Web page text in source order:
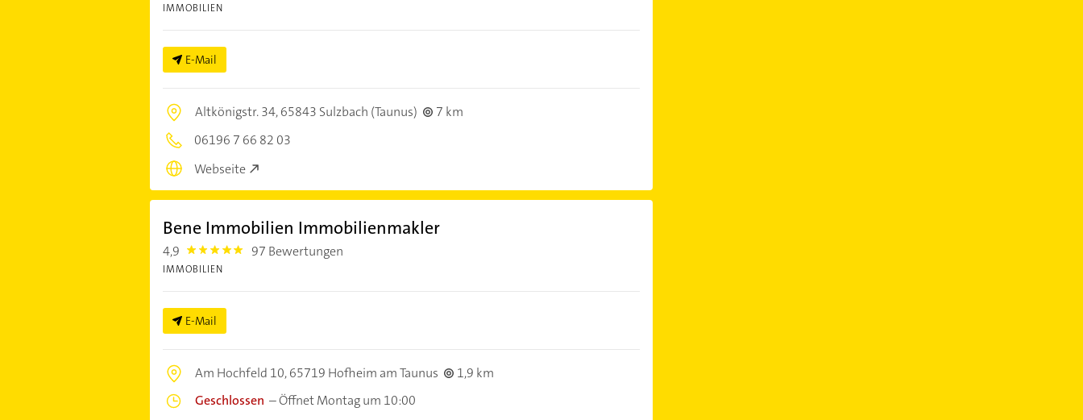
IMMOBILIEN
E-Mail
Altkönigstr. 34,65843 Sulzbach (Taunus)
7 km
06196 7 66 82 03
Webseite
Bene Immobilien Immobilienmakler
4,9 4.9 97 Bewertungen
IMMOBILIEN
E-Mail
Am Hochfeld 10,65719 Hofheim am Taunus
1,9 km
Geschlossen –Öffnet Montag um 10:00